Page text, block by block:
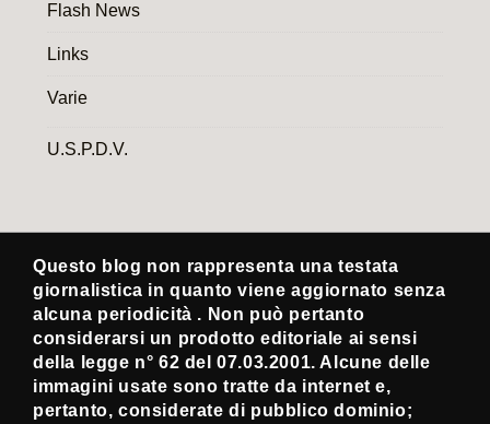
Flash News
Links
Varie
U.S.P.D.V.
Questo blog non rappresenta una testata
giornalistica in quanto viene aggiornato senza
alcuna periodicità . Non può pertanto
considerarsi un prodotto editoriale ai sensi
della legge n° 62 del 07.03.2001. Alcune delle
immagini usate sono tratte da internet e,
pertanto, considerate di pubblico dominio;